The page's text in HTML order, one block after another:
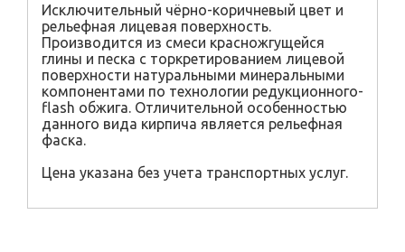
Исключительный чёрно-коричневый цвет и
рельефная лицевая поверхность.
Производится из смеси красножгущейся
глины и песка с торкретированием лицевой
поверхности натуральными минеральными
компонентами по технологии редукционного-
flash обжига. Отличительной особенностью
данного вида кирпича является рельефная
фаска.
Цена указана без учета транспортных услуг.